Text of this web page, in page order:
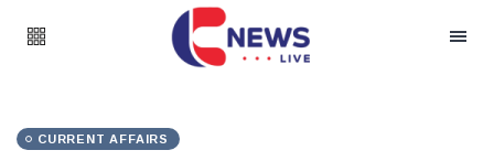
CURRENT AFFAIRS